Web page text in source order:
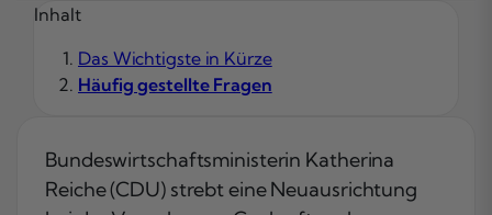
Inhalt
Das Wichtigste in Kürze
Häufig gestellte Fragen
Bundeswirtschaftsministerin Katherina
Reiche (CDU) strebt eine Neuausrichtung